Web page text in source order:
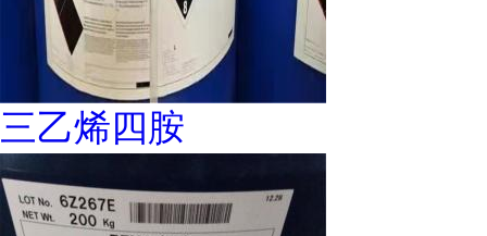
三乙烯四胺